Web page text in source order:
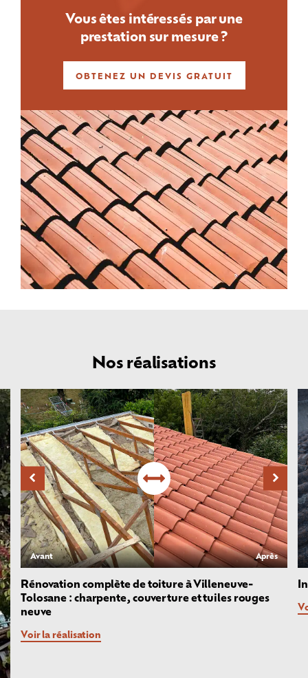
Vous êtes intéressés par une
prestation sur mesure ?
OBTENEZ UN DEVIS GRATUIT
Nos réalisations
Avant Après
Rénovation complète de toiture à Villeneuve-
Tolosane : charpente, couverture et tuiles rouges
neuve
Voir la réalisation